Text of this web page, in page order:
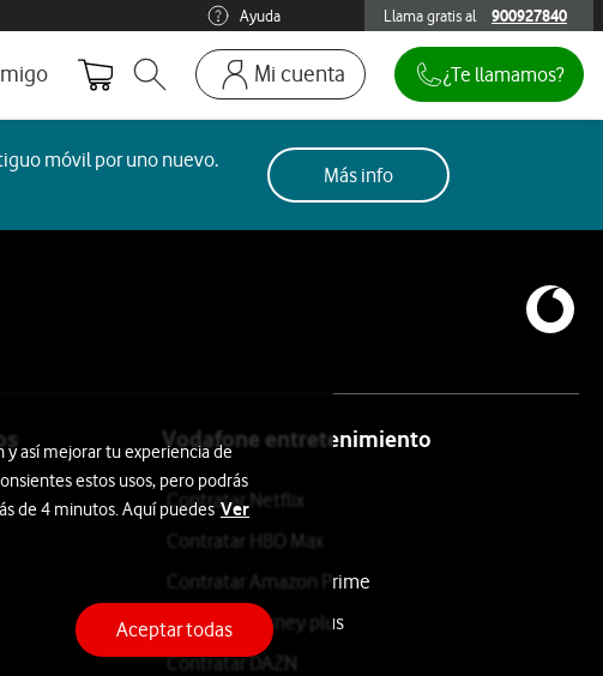
Ayuda Llama gratis al
900927840 900927840
Abrir buscador. Abre en ventana modal
Mi cuenta
Ir a la pagina acceso clientes. Abre en
Móviles y dispositivos
¿Te llamamos?
móvil por uno nuevo.
Más info
Vodafone entretenimiento
Contratar Netflix
Contratar HBO Max
Contratar Amazon Prime
Contratar Disney plus
Contratar DAZN
y así mejorar tu experiencia de
estos usos, pero podrás
de 4 minutos. Aquí puedes Ver
Aceptar todas